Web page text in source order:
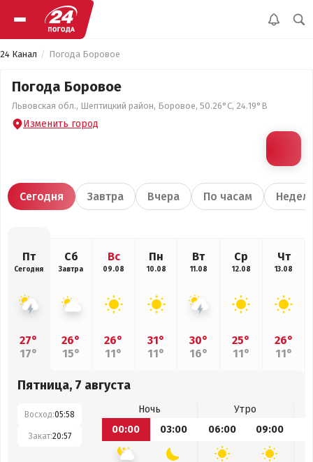
24 Канал Погода Боровое
Погода Боровое
Львовская обл., Шептицкий район, Боровое, 50.26°С, 24.19°В
Изменить город
Сегодня Завтра Вчера По часам
Пт
Сегодня
27°
17°
Сб
Завтра
26°
15°
Вс
09.08
26°
11°
Пн
10.08
31°
11°
Вт
11.08
30°
16°
Ср
12.08
25°
11°
Чт
13.08
26°
11°
Пятница, 7 августа
Восход:05:58
Закат:20:57
Ночь
Утро
00:00
03:00 06:00 09:00